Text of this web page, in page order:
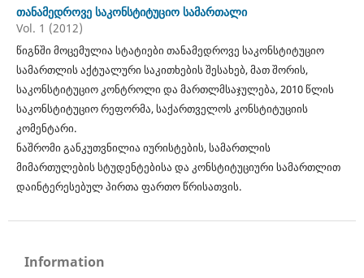
თანამედროვე საკონსტიტუციო სამართალი
Vol. 1 (2012)
წიგნში მოცემულია სტატიები თანამედროვე საკონსტიტუციო
სამართლის აქტუალური საკითხების შესახებ, მათ შორის,
საკონსტიტუციო კონტროლი და მართლმსაჯულება, 2010 წლის
საკონსტიტუციო რეფორმა, საქართველოს კონსტიტუციის
კომენტარი.
ნაშრომი განკუთვნილია იურისტების, სამართლის
მიმართულების სტუდენტებისა და კონსტიტუციური სამართლით
დაინტერესებულ პირთა ფართო წრისათვის.
Information